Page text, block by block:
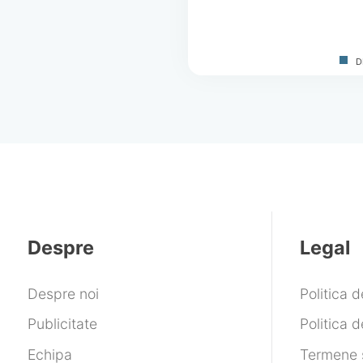
Despre
Despre noi
Publicitate
Echipa
Legal
Politica
Politica
Termene